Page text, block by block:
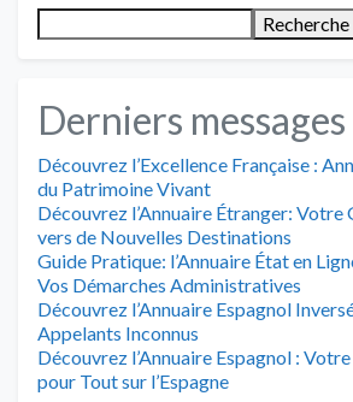
Recherche
Derniers messages
Découvrez l’Excellence Française :
du Patrimoine Vivant
Découvrez l’Annuaire Étranger:
vers de Nouvelles Destinations
Guide Pratique: l’Annuaire État en
Vos Démarches Administratives
Découvrez l’Annuaire Espagnol
Appelants Inconnus
Découvrez l’Annuaire Espagnol :
pour Tout sur l’Espagne